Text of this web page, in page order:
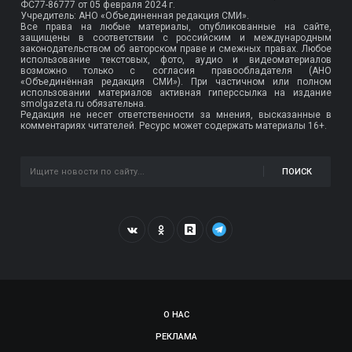
ФС77-86777 от 05 февраля 2024 г.
Учредитель: АНО «Объединенная редакция СМИ».
Все права на любые материалы, опубликованные на сайте,
защищены в соответствии с российским и международным
законодательством об авторском праве и смежных правах. Любое
использование текстовых, фото, аудио и видеоматериалов
возможно только с согласия правообладателя (АНО
«Объединённая редакция СМИ»). При частичном или полном
использовании материалов активная гиперссылка на издание
smolgazeta.ru обязательна.
Редакция не несет ответственности за мнения, высказанные в
комментариях читателей. Ресурс может содержать материалы 16+.
ПОИСК
О НАС
РЕКЛАМА